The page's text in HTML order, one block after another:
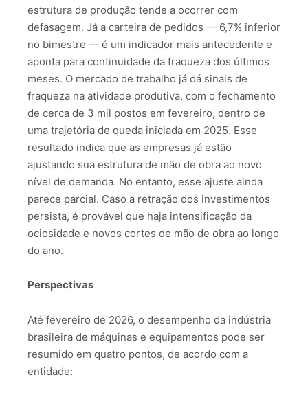
estrutura de produção tende a ocorrer com
defasagem. Já a carteira de pedidos — 6,7% inferior
no bimestre — é um indicador mais antecedente e
aponta para continuidade da fraqueza dos últimos
meses. O mercado de trabalho já dá sinais de
fraqueza na atividade produtiva, com o fechamento
de cerca de 3 mil postos em fevereiro, dentro de
uma trajetória de queda iniciada em 2025. Esse
resultado indica que as empresas já estão
ajustando sua estrutura de mão de obra ao novo
nível de demanda. No entanto, esse ajuste ainda
parece parcial. Caso a retração dos investimentos
persista, é provável que haja intensificação da
ociosidade e novos cortes de mão de obra ao longo
do ano.
Perspectivas
Até fevereiro de 2026, o desempenho da indústria
brasileira de máquinas e equipamentos pode ser
resumido em quatro pontos, de acordo com a
entidade: